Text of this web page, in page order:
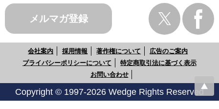
メルマガ登録
会社案内 採用情報 著作権について
広告のご案内
プライバシーポリシーについて
特定商取引法に基づく表示
お問い合わせ
Copyright © 1997-2026 Wedge Rights Reserved